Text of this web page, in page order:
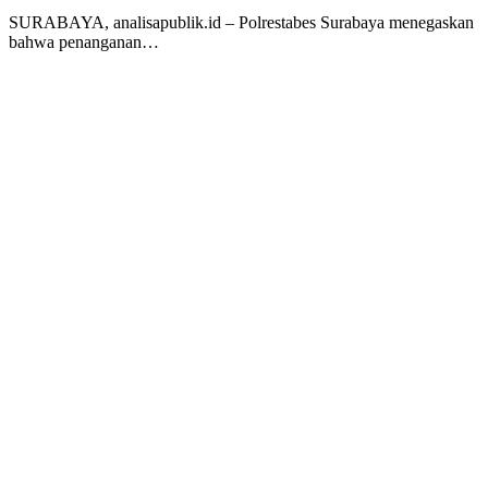
SURABAYA, analisapublik.id – Polrestabes Surabaya menegaskan
bahwa penanganan…